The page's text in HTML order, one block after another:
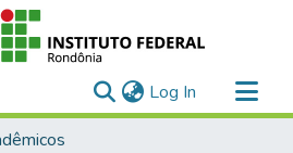
Log In (current)